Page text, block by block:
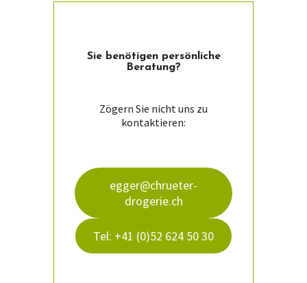
Sie ­benötigen persön­liche
Beratung?
Zögern Sie nicht uns zu
kontaktieren:
egger@chrueter-
drogerie.ch
Tel: +41 (0)52 624 50 30